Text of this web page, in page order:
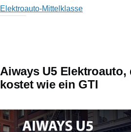
Elektroauto-Mittelklasse
Aiways U5 Elektroauto,
kostet wie ein GTI